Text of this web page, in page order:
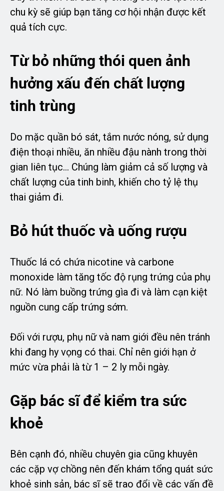
chu kỳ sẽ giúp bạn tăng cơ hội nhận được kết
quả tích cực.
Từ bỏ những thói quen ảnh
hưởng xấu đến chất lượng
tinh trùng
Do mặc quần bó sát, tắm nước nóng, sử dụng
điện thoại nhiều, ăn nhiều đậu nành trong thời
gian liên tục… Chúng làm giảm cả số lượng và
chất lượng của tinh binh, khiến cho tỷ lệ thụ
thai giảm đi.
Bỏ hút thuốc và uống rượu
Thuốc lá có chứa nicotine và carbone
monoxide làm tăng tốc độ rụng trứng của phụ
nữ. Nó làm buồng trứng gìa đi và làm cạn kiệt
nguồn cung cấp trứng sớm.
Đối với rượu, phụ nữ và nam giới đều nên tránh
khi đang hy vọng có thai. Chỉ nên giới hạn ở
mức vừa phải là từ 1 – 2 ly mỗi ngày.
Gặp bác sĩ để kiểm tra sức
khoẻ
Bên cạnh đó, nhiều chuyên gia cũng khuyên
các cặp vợ chồng nên đến khám tổng quát sức
khoẻ sinh sản, bác sĩ sẽ trao đổi về các vấn đề